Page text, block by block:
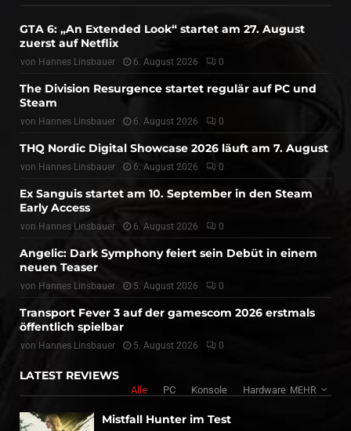
GTA 6: „An Extended Look“ startet am 27. August
zuerst auf Netflix
von Hannes Linsbauer 6. August 2026 0
The Division Resurgence startet regulär auf PC und
Steam
von Hannes Linsbauer 6. August 2026 0
THQ Nordic Digital Showcase 2026 läuft am 7. August
von Hannes Linsbauer 6. August 2026 0
Ex Sanguis startet am 10. September in den Steam
Early Access
von Hannes Linsbauer 6. August 2026 0
Angelic: Dark Symphony feiert sein Debüt in einem
neuen Teaser
von Hannes Linsbauer 5. August 2026 0
Transport Fever 3 auf der gamescom 2026 erstmals
öffentlich spielbar
von Hannes Linsbauer 5. August 2026 0
LATEST REVIEWS
Alle PC Konsole Hardware MEHR
Mistfall Hunter im Test